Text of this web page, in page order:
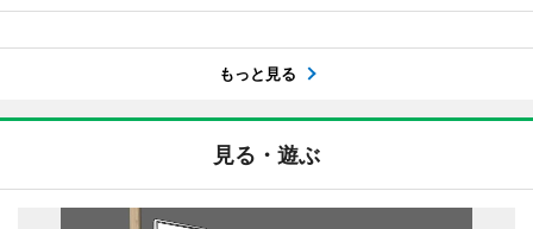
もっと見る
見る・遊ぶ